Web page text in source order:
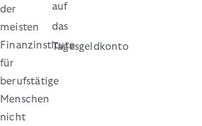
der
meisten
Finanzinstitute
für
berufstätige
Menschen
nicht
auf
das
Tagesgeldkonto